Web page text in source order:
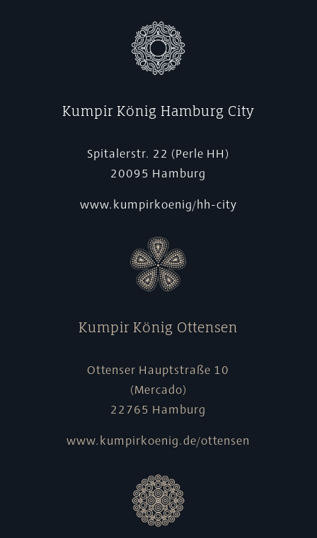
Kumpir König Hamburg City
Spitalerstr. 22 (Perle HH)
20095 Hamburg
www.kumpirkoenig/hh-city
Kumpir König Ottensen
Ottenser Hauptstraße 10
(Mercado)
22765 Hamburg
www.kumpirkoenig.de/ottensen